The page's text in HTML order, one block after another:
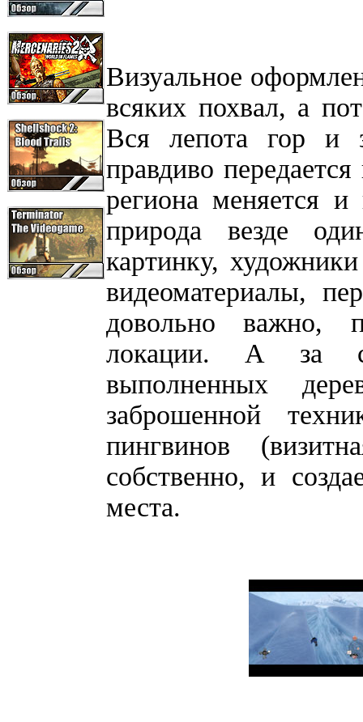
Визуальное
всяких похвал, а
Вся лепота гор и
правдиво
региона меняется
природа везде
картинку,
видеоматериалы,
довольно важно,
локации. А за
выполненных
заброшенной
пингвинов
собственно, и
места.